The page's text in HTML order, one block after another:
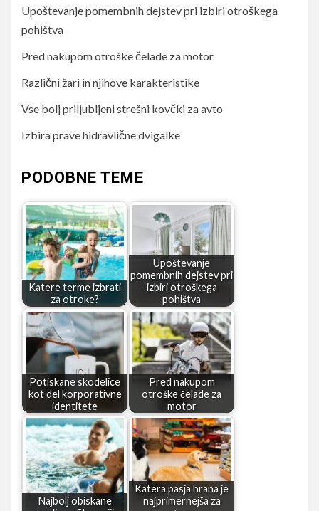
Upoštevanje pomembnih dejstev pri izbiri otroškega
pohištva
Pred nakupom otroške čelade za motor
Različni žari in njihove karakteristike
Vse bolj priljubljeni strešni kovčki za avto
Izbira prave hidravlične dvigalke
PODOBNE TEME
Katere terme izbrati
za otroke?
Upoštevanje
pomembnih dejstev pri
izbiri otroškega
pohištva
Potiskane skodelice
kot del korporativne
identitete
Pred nakupom
otroške čelade za
motor
Najbolj obiskane
Katera pasja hrana je
najprimernejša za